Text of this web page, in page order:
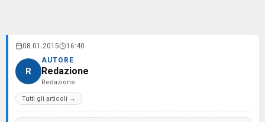
08.01.2015 16:40
R
AUTORE
Redazione
Redazione
Tutti gli articoli →